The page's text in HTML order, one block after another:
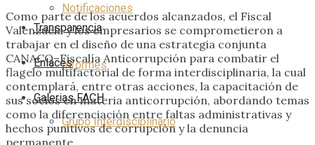
Notificaciones
Informes
Grupo Interdisciplinario
Transparencia
Enlaces
Galerias FACH
Como parte de los acuerdos alcanzados, el Fiscal
Valenzuela y los empresarios se comprometieron a
trabajar en el diseño de una estrategia conjunta
CANACO–Fiscalía Anticorrupción para combatir el
flagelo multifactorial de forma interdisciplinaria, la cual
contemplará, entre otras acciones, la capacitación de
sus socios en materia anticorrupción, abordando temas
como la diferenciación entre faltas administrativas y
hechos punitivos de corrupción y la denuncia
permanente.